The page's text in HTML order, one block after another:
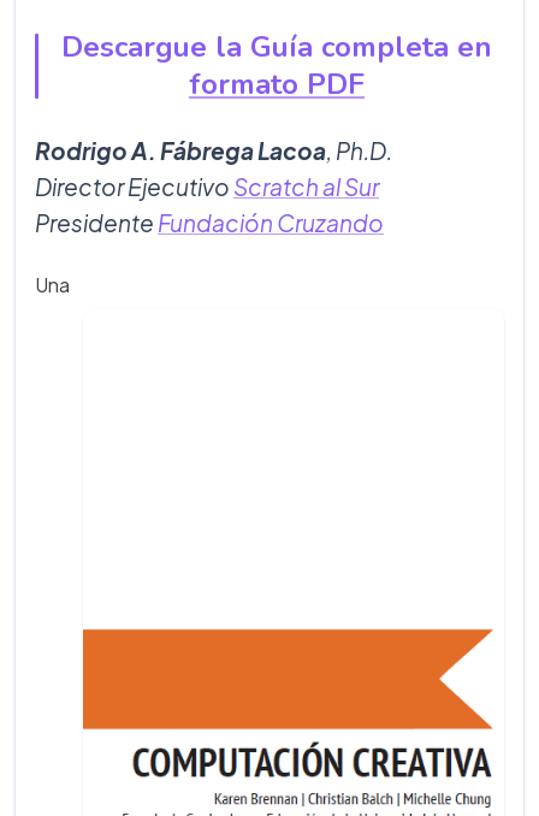
Descargue la Guía completa en
formato PDF
Rodrigo A. Fábrega Lacoa, Ph.D.
Director Ejecutivo Scratch al Sur
Presidente Fundación Cruzando
Una